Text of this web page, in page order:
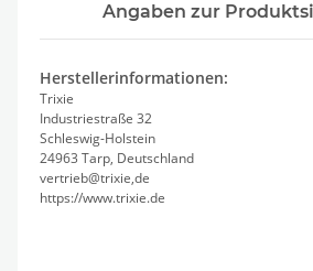
Angaben zur
Herstellerinformationen:
Trixie
Industriestraße 32
Schleswig-Holstein
24963 Tarp, Deutschland
vertrieb@trixie,de
https://www.trixie.de